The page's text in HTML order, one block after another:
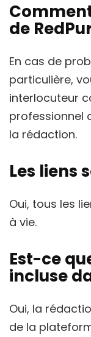
de
En cas de
particulière,
interlocuteur
professionnel
la rédaction.
Les liens
Oui, tous les
à vie.
Est-ce
incluse
Oui, la
de la